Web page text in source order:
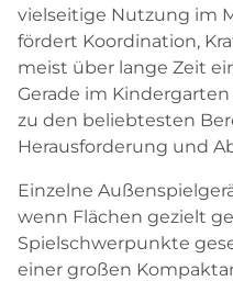
vielseitige Nutzung im
fördert Koordination,
meist über lange Zeit
Gerade im
zu den beliebtesten
Herausforderung und
Einzelne
wenn Flächen gezielt
Spielschwerpunkte
einer großen